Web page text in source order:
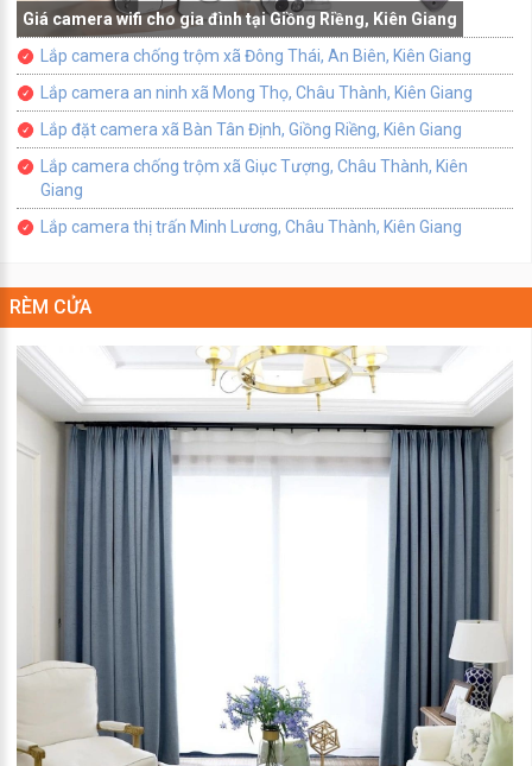
Giá camera wifi cho gia đình tại Giồng Riềng, Kiên Giang
Lắp camera chống trộm xã Đông Thái, An Biên, Kiên Giang
Lắp camera an ninh xã Mong Thọ, Châu Thành, Kiên Giang
Lắp đặt camera xã Bàn Tân Định, Giồng Riềng, Kiên Giang
Lắp camera chống trộm xã Giục Tượng, Châu Thành, Kiên
Giang
Lắp camera thị trấn Minh Lương, Châu Thành, Kiên Giang
RÈM CỬA